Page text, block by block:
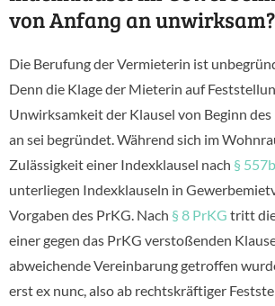
von Anfang an unwirksam?
Die Berufung der Vermieterin ist
Denn die Klage der Mieterin auf
Unwirksamkeit der Klausel von Beginn
an sei begründet. Während sich im
Zulässigkeit einer Indexklausel nach §
unterliegen Indexklauseln in
Vorgaben des PrKG. Nach § 8 PrKG tritt
einer gegen das PrKG verstoßenden
abweichende Vereinbarung getroffen
erst ex nunc, also ab rechtskräftiger